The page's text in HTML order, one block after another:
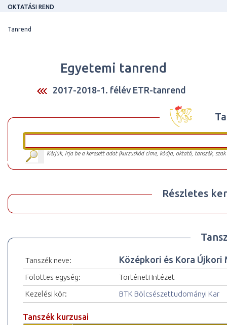
OKTATÁSI REND
Tanrend
Egyetemi tanrend
2017-2018-1. félév ETR-tanrend
Kérjük, írja be a keresett adat (kurzuskód címe, kódja, oktató, tanszék,
Részletes
Tanszék neve: Középkori és Kora
Fölöttes egység:
Történeti Intézet
Kezelési kör:
BTK Bölcsészettudományi Kar
Tanszék kurzusai